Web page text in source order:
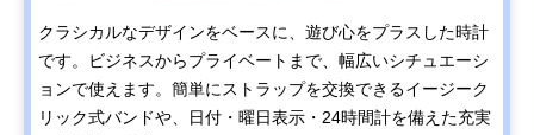
クラシカルなデザインをベースに、遊び心をプラスした時計
です。ビジネスからプライベートまで、幅広いシチュエーシ
ョンで使えます。簡単にストラップを交換できるイージーク
リック式バンドや、日付・曜日表示・24時間計を備えた充実